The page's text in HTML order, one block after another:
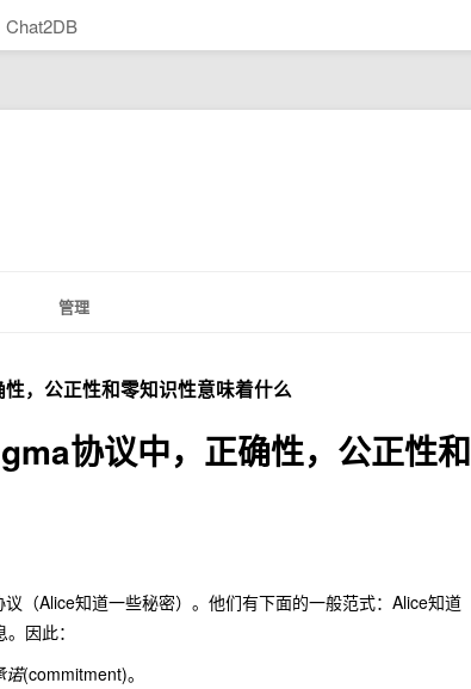
Chat2DB
管理
，公正性和零知识性意味着什么
协议中，正确性，公正性和
（Alice知道一些秘密）。他们有下面的一般范式：Alice知道
因此：
诺(commitment)。